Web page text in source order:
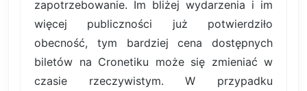
zapotrzebowanie. Im bliżej wydarzenia i im
więcej publiczności już potwierdziło
obecność, tym bardziej cena dostępnych
biletów na Cronetiku może się zmieniać w
czasie rzeczywistym. W przypadku